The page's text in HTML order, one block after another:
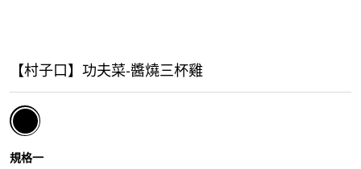
【村子口】功夫菜-醬燒三杯雞
規格一